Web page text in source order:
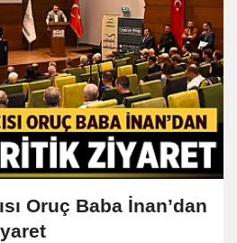
Oruç Baba İnan’dan